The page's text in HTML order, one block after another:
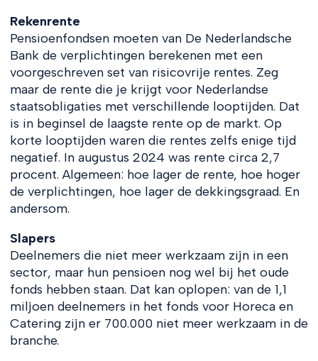
Rekenrente
Pensioenfondsen moeten van De Nederlandsche
Bank de verplichtingen berekenen met een
voorgeschreven set van risicovrije rentes. Zeg
maar de rente die je krijgt voor Nederlandse
staatsobligaties met verschillende looptijden. Dat
is in beginsel de laagste rente op de markt. Op
korte looptijden waren die rentes zelfs enige tijd
negatief. In augustus 2024 was rente circa 2,7
procent. Algemeen: hoe lager de rente, hoe hoger
de verplichtingen, hoe lager de dekkingsgraad. En
andersom.
Slapers
Deelnemers die niet meer werkzaam zijn in een
sector, maar hun pensioen nog wel bij het oude
fonds hebben staan. Dat kan oplopen: van de 1,1
miljoen deelnemers in het fonds voor Horeca en
Catering zijn er 700.000 niet meer werkzaam in de
branche.